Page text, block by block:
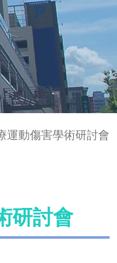
運動傷害學術研討會
研討會